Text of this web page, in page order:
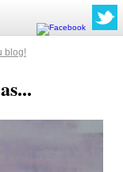
blog!